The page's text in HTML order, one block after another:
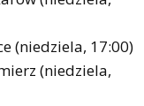
(niedziela, 17:00)
(niedziela,